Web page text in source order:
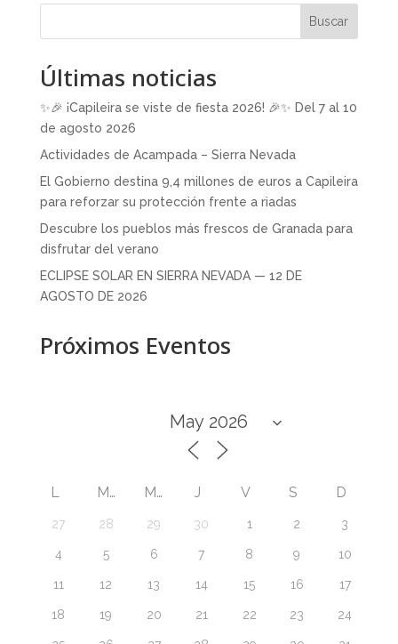
Buscar
Últimas noticias
✨🎉 ¡Capileira se viste de fiesta 2026! 🎉✨ Del 7 al 10
de agosto 2026
Actividades de Acampada – Sierra Nevada
El Gobierno destina 9,4 millones de euros a Capileira
para reforzar su protección frente a riadas
Descubre los pueblos más frescos de Granada para
disfrutar del verano
ECLIPSE SOLAR EN SIERRA NEVADA — 12 DE
AGOSTO DE 2026
Próximos Eventos
L M M J V S D
27 28 29 30 1 2 3
4 5 6 7 8 9 10
11 12 13 14 15 16 17
18 19 20 21 22 23 24